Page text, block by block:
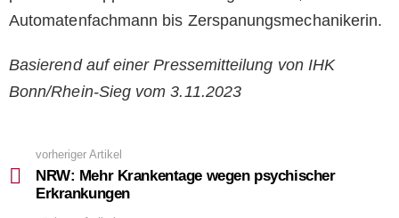
Automatenfachmann bis Zerspanungsmechanikerin.
Basierend auf einer Pressemitteilung von IHK
Bonn/Rhein-Sieg vom 3.11.2023
more
vorheriger Artikel
NRW: Mehr Krankentage wegen psychischer
Erkrankungen